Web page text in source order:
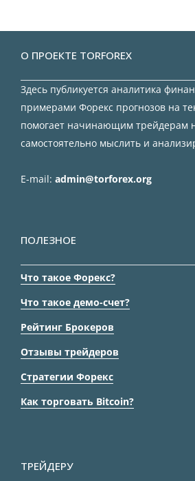
О ПРОЕКТЕ TORFOREX
Здесь публикуется аналитика
примерами Форекс прогнозов на
помогает начинающим трейдерам
самостоятельно мыслить и
E-mail: admin@torforex.org
ПОЛЕЗНОЕ
Что такое Форекс?
Что такое демо-счет?
Рейтинг Брокеров
Отзывы трейдеров
Стратегии Форекс
Как торговать Bitcoin?
ТРЕЙДЕРУ